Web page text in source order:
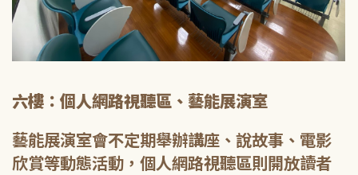
六樓：個人網路視聽區、藝能展演室
藝能展演室會不定期舉辦講座、說故事、電影
欣賞等動態活動，個人網路視聽區則開放讀者